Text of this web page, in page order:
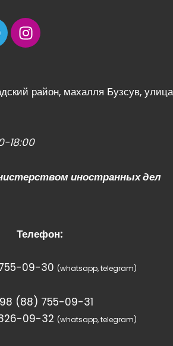
I
n
s
a
g
m
район, махалля Бузсув, улица
18:00
иностранных дел
Телефон:
09-30 (whatsapp, telegram)
(88) 755-09-31
09-32 (whatsapp, telegram)